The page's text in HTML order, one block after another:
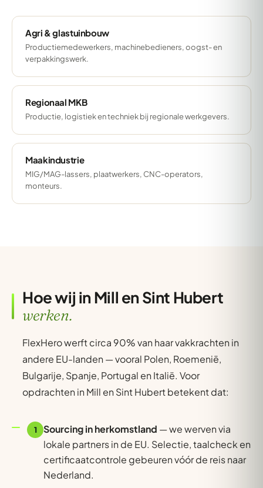
Agri & glastuinbouw
Productiemedewerkers, machinebedieners, oogst- en
verpakkingswerk.
Regionaal MKB
Productie, logistiek en techniek bij regionale werkgevers.
Maakindustrie
MIG/MAG-lassers, plaatwerkers, CNC-operators,
monteurs.
Hoe wij in Mill en Sint Hubert
werken.
FlexHero werft circa 90% van haar vakkrachten in
andere EU-landen — vooral Polen, Roemenië,
Bulgarije, Spanje, Portugal en Italië. Voor
opdrachten in Mill en Sint Hubert betekent dat:
1 Sourcing in herkomstland — we werven via
lokale partners in de EU. Selectie, taalcheck en
certificaatcontrole gebeuren vóór de reis naar
Nederland.